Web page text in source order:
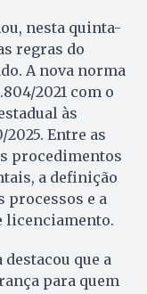
nesta quinta-
regras do
A nova norma
2021 com o
às
2025. Entre as
procedimentos
a definição
processos e a
licenciamento.
que a
para quem